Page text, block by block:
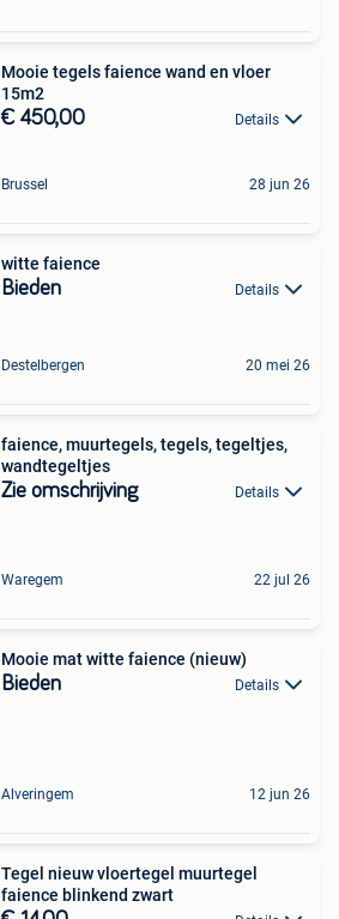
Mooie tegels faience wand en vloer
15m2
€ 450,00 Details
Brussel 28 jun 26
witte faience
Bieden Details
Destelbergen 20 mei 26
faience, muurtegels, tegels, tegeltjes,
wandtegeltjes
Zie omschrijving Details
Waregem 22 jul 26
Mooie mat witte faience (nieuw)
Bieden Details
Alveringem 12 jun 26
Tegel nieuw vloertegel muurtegel
faience blinkend zwart